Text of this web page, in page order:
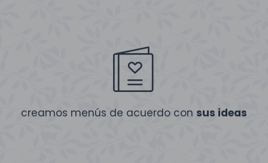
creamos menús de acuerdo con sus ideas